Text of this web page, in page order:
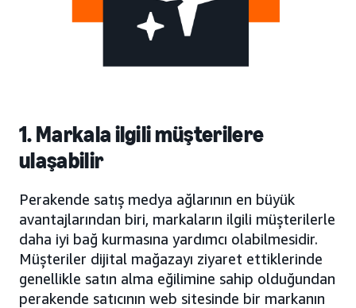
1. Markala ilgili müşterilere
ulaşabilir
Perakende satış medya ağlarının en büyük
avantajlarından biri, markaların ilgili müşterilerle
daha iyi bağ kurmasına yardımcı olabilmesidir.
Müşteriler dijital mağazayı ziyaret ettiklerinde
genellikle satın alma eğilimine sahip olduğundan
perakende satıcının web sitesinde bir markanın